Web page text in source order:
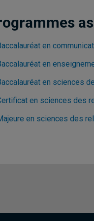
en
en
en sciences
en sciences des
en sciences des